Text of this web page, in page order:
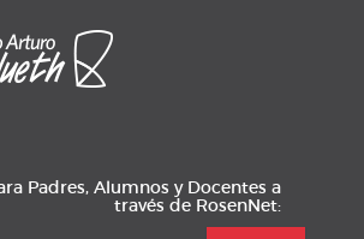
Padres, Alumnos y Docentes a
través de RosenNet: